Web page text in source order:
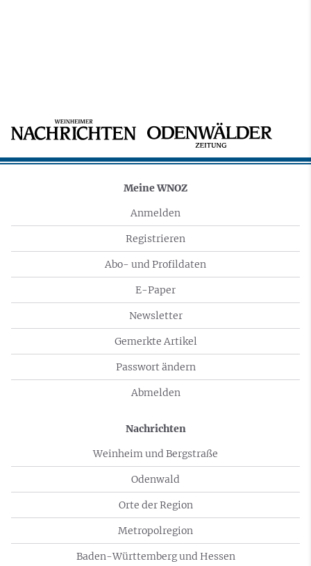
Meine WNOZ
Anmelden
Registrieren
Abo- und Profildaten
E-Paper
Newsletter
Gemerkte Artikel
Passwort ändern
Abmelden
Nachrichten
Weinheim und Bergstraße
Odenwald
Orte der Region
Metropolregion
Baden-Württemberg und Hessen